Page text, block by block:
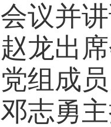
会议并
赵龙出
党组成
邓志勇